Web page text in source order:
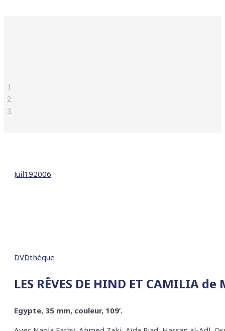
Juil192006
DVDthèque
LES RÊVES DE HIND ET CAMILIA de
Egypte, 35 mm, couleur, 109’.